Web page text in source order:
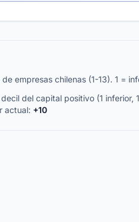
empresas chilenas (1-13). 1 =
del capital positivo (1 inferior,
actual: +10